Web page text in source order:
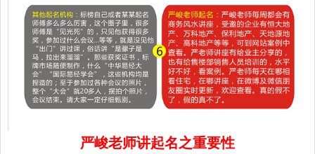
严峻老师讲起名之重要性